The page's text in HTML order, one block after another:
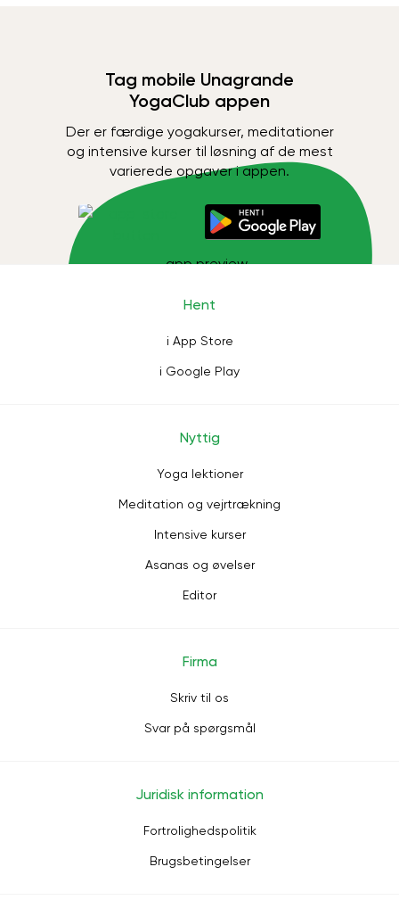
Tag mobile Unagrande
YogaClub appen
Der er færdige yogakurser, meditationer
og intensive kurser til løsning af de mest
varierede opgaver i appen.
Hent
i App Store
i Google Play
Nyttig
Yoga lektioner
Meditation og vejrtrækning
Intensive kurser
Asanas og øvelser
Editor
Firma
Skriv til os
Svar på spørgsmål
Juridisk information
Fortrolighedspolitik
Brugsbetingelser